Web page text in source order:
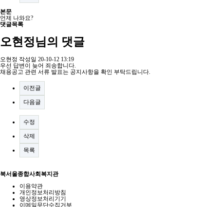
본문
언제 나와요?
댓글목록
오현정님의 댓글
오현정 작성일 20-10-12 13:19
우선 답변이 늦어 죄송합니다.
채용공고 관련 서류 발표는 공지사항을 확인 부탁드립니다.
이전글
다음글
수정
삭제
목록
북서울종합사회복지관
이용약관
개인정보처리방침
영상정보처리기기
이메일무단수집거부